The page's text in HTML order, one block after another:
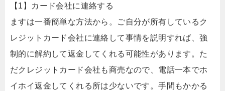
【1】カード会社に連絡する
ますは一番簡単な方法から。ご自分が所有しているク
レジットカード会社に連絡して事情を説明すれば、強
制的に解約して返金してくれる可能性があります。た
だクレジットカード会社も商売なので、電話一本でホ
イホイ返金してくれる所は少ないです。手間もかかる